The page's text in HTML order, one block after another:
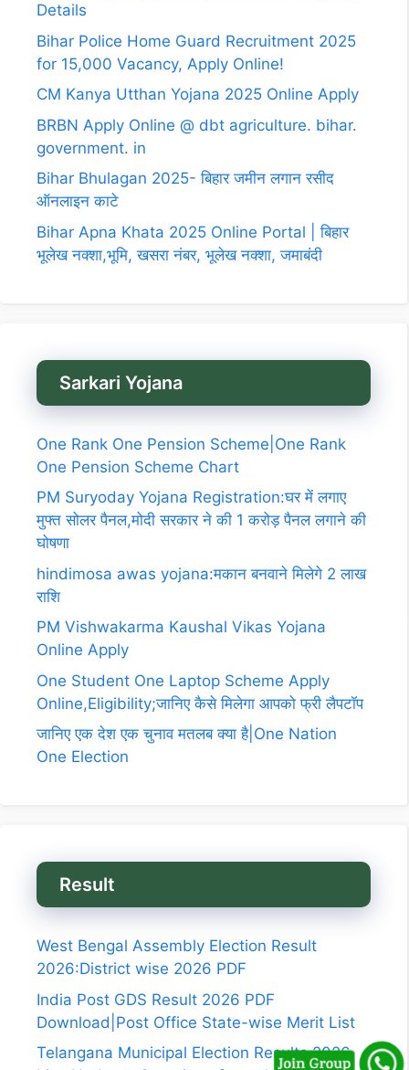
Details
Bihar Police Home Guard Recruitment 2025
for 15,000 Vacancy, Apply Online!
CM Kanya Utthan Yojana 2025 Online Apply
BRBN Apply Online @ dbt agriculture. bihar.
government. in
Bihar Bhulagan 2025- बिहार जमीन लगान रसीद
ऑनलाइन काटे
Bihar Apna Khata 2025 Online Portal | बिहार
भूलेख नक्शा,भूमि, खसरा नंबर, भूलेख नक्शा, जमाबंदी
Sarkari Yojana
One Rank One Pension Scheme|One Rank
One Pension Scheme Chart
PM Suryoday Yojana Registration:घर में लगाए
मुफ्त सोलर पैनल,मोदी सरकार ने की 1 करोड़ पैनल लगाने की
घोषणा
hindimosa awas yojana:मकान बनवाने मिलेगे 2 लाख
राशि
PM Vishwakarma Kaushal Vikas Yojana
Online Apply
One Student One Laptop Scheme Apply
Online,Eligibility;जानिए कैसे मिलेगा आपको फ्री लैपटॉप
जानिए एक देश एक चुनाव मतलब क्या है|One Nation
One Election
Result
West Bengal Assembly Election Result
2026:District wise 2026 PDF
India Post GDS Result 2026 PDF
Download|Post Office State-wise Merit List
Telangana Municipal Election Results 2026